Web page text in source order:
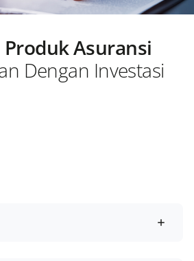
Asuransi
Dengan Investasi